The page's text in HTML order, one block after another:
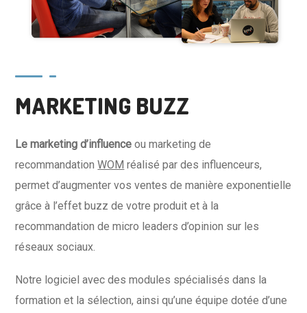
MARKETING BUZZ
Le marketingd’influence ou marketing de
recommandationWOM réalisé par des influenceurs,
permet d’augmenter vos ventes de manière exponentielle
grâce à l’effet buzz de votre produit et à la
recommandation de micro leaders d’opinion sur les
réseaux sociaux.
Notre logiciel avec des modules spécialisés dans la
formation et la sélection, ainsi qu’une équipe dotée d’une